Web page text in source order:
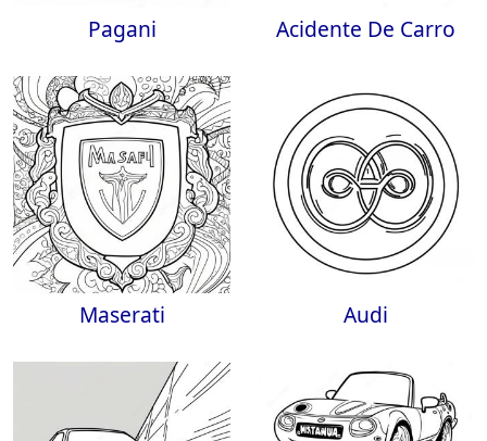
Pagani Acidente De Carro
Maserati Audi